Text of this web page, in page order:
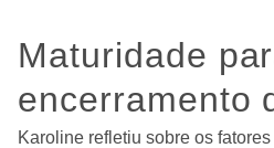
Maturidade
encerramento
Karoline refletiu sobre os